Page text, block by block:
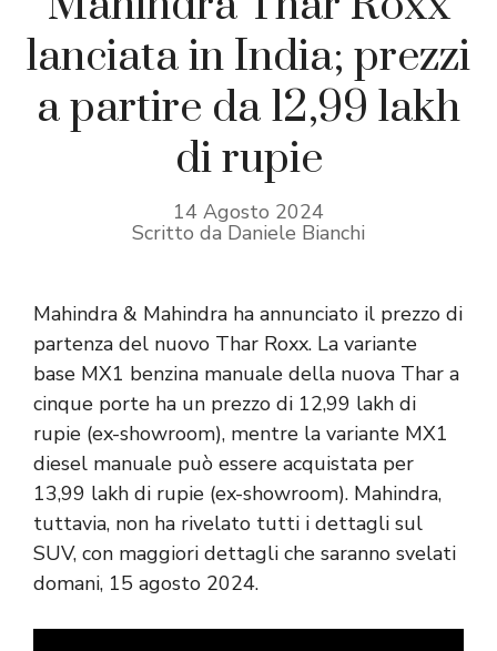
lanciata in India; prezzi
a partire da 12,99 lakh
di rupie
14 Agosto 2024
Scritto da Daniele Bianchi
Mahindra & Mahindra ha annunciato il prezzo di
partenza del nuovo Thar Roxx. La variante
base MX1 benzina manuale della nuova Thar a
cinque porte ha un prezzo di 12,99 lakh di
rupie (ex-showroom), mentre la variante MX1
diesel manuale può essere acquistata per
13,99 lakh di rupie (ex-showroom). Mahindra,
tuttavia, non ha rivelato tutti i dettagli sul
SUV, con maggiori dettagli che saranno svelati
domani, 15 agosto 2024.